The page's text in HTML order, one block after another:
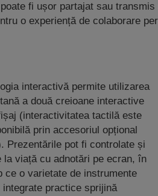
fi ușor partajat sau
o experiență de colaborare
interactivă permite utilizarea
a două creioane interactive
(interactivitatea tactilă este
prin accesoriul opțional
Prezentările pot fi controlate și
la viață cu adnotări pe ecran, în
ce o varietate de instrumente
integrate practice sprijină